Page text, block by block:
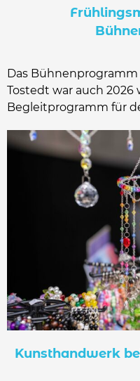
Das
Tostedt war auch 2026
Begleitprogramm für
Kunsthandwerk